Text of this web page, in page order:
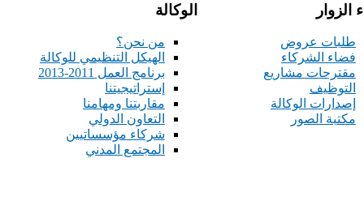
الوكالة
من نحن؟
الهيكل التنظيمي للوكالة
برنامج العمل 2011-2013
إستراتيجيتنا
مقاربتنا ومهامنا
التعاون الدولي
شركاء مؤسساتيين
المجتمع المدني
الزوار
طلبات عروض
فضاء الشركاء
مقترحات مشاريع
التوظيف
إصدارات الوكالة
مكتبة الصور